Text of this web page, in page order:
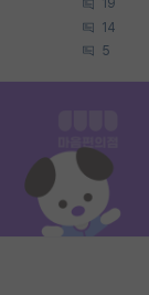
19
14
5